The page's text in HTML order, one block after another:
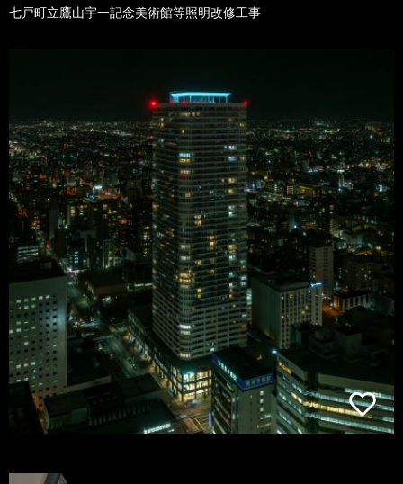
七戸町立鷹山宇一記念美術館等照明改修工事